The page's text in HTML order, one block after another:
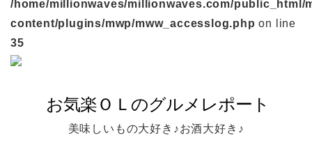
/home/millionwaves/millionwaves.com/public_html/
content/plugins/mwp/mww_accesslog.php on line
35
美味しいもの大好き♪お酒大好き♪